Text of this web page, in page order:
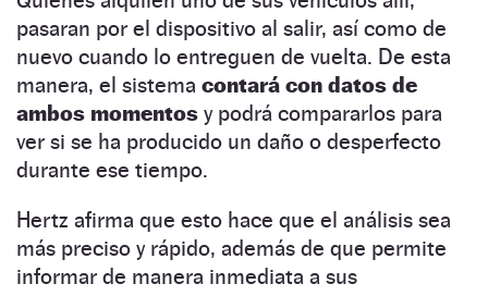
pasaran por el dispositivo al salir, así como de
nuevo cuando lo entreguen de vuelta. De esta
manera, el sistema contará con datos de
ambos momentos y podrá compararlos para
ver si se ha producido un daño o desperfecto
durante ese tiempo.
Hertz afirma que esto hace que el análisis sea
más preciso y rápido, además de que permite
informar de manera inmediata a sus